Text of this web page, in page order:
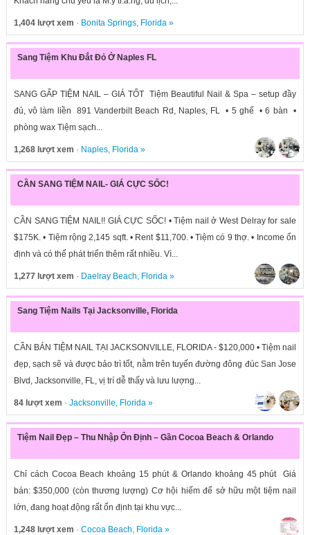
1,404 lượt xem · Bonita Springs, Florida»
Sang Tiệm Khu Đắt Đỏ Ở Naples FL
SANG GẤP TIỆM NAIL – GIÁ TỐT Tiệm Beautiful Nail & Spa – setup đầy
đủ, vô làm liền 891 Vanderbilt Beach Rd, Naples, FL • 5 ghế • 6 bàn •
phòng wax Tiệm sạch...
1,268 lượt xem · Naples, Florida»
CẦN SANG TIỆM NAIL- GIÁ CỰC SỐC!
CẦN SANG TIỆM NAIL!! GIÁ CỰC SỐC! • Tiệm nail ở West Delray for sale
$175K. • Tiệm rộng 2,145 sqft. • Rent $11,700. • Tiệm có 9 thợ. • Income ổn
định và có thể phát triển thêm rất nhiều. Vì...
1,277 lượt xem · Daelray Beach, Florida»
Sang Tiệm Nails Tại Jacksonville, Florida
CẦN BÁN TIỆM NAIL TẠI JACKSONVILLE, FLORIDA - $120,000 • Tiệm nail
đẹp, sạch sẽ và được bảo trì tốt, nằm trên tuyến đường đông đúc San Jose
Blvd, Jacksonville, FL, vị trí dễ thấy và lưu lượng...
84 lượt xem · Jacksonville, Florida»
Tiệm Nail Đẹp – Thu Nhập Ổn Định – Gần Cocoa Beach & Orlando
Chỉ cách Cocoa Beach khoảng 15 phút & Orlando khoảng 45 phút Giá
bán: $350,000 (còn thương lượng) Cơ hội hiếm để sở hữu một tiệm nail
lớn, đang hoạt động rất ổn định tại khu vực...
1,248 lượt xem · Cocoa Beach, Florida»